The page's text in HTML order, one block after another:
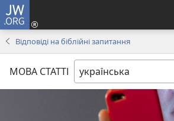
JW.ORG
Відповіді на біблійні запитання
МОВА СТАТТІ